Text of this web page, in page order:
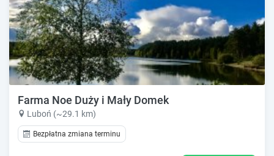
Farma Noe Duży i Mały Domek
Luboń (~29.1 km)
Bezpłatna zmiana terminu